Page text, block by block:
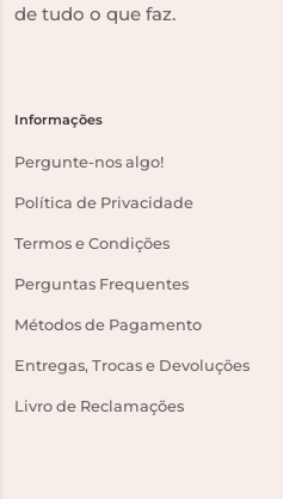
de tudo o que faz.
Informações
Pergunte-nos algo!
Política de Privacidade
Termos e Condições
Perguntas Frequentes
Métodos de Pagamento
Entregas, Trocas e Devoluções
Livro de Reclamações